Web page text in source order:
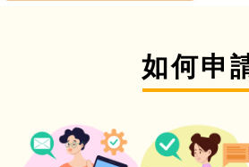
如何申